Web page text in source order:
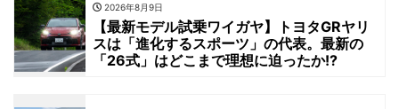
2026年8月9日
【最新モデル試乗ワイガヤ】トヨタGRヤリ
スは「進化するスポーツ」の代表。最新の
「26式」はどこまで理想に迫ったか!?